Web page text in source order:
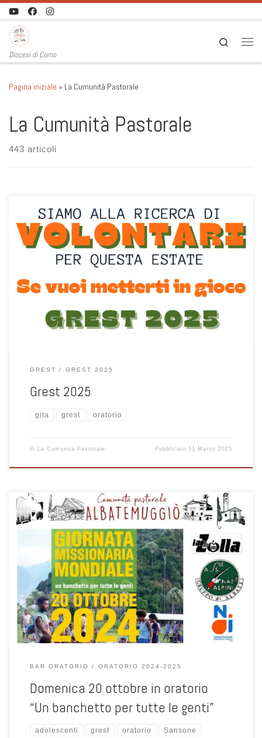
Passa al contenuto
Diocesi di Como
Search
Pagina iniziale » La Cumunità Pastorale
La Cumunità Pastorale
443 articoli
Sono state settimane all’insegna della condivisione di idee e
progetti da realizzare insieme ... abbiamo giocato, ci siamo sfidati in
tanti giochi. Abbiamo imparato cose nuove durante i laboratori e i
corsi di formazione.
GREST GREST 2025
Grest 2025
gita grest oratorio
di La Cumunità Pastorale Pubblicato31 Marzo 2025
Guida per la registrazione alla piattaforma SANSONE per le attività
organizzate in Oratorio Albate Muggio
BAR ORATORIO ORATORIO 2024-2025
Domenica 20 ottobre in oratorio
“Un banchetto per tutte le genti”
adolescenti grest oratorio Sansone